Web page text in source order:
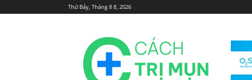
Thứ Bảy, Tháng 8 8, 2026